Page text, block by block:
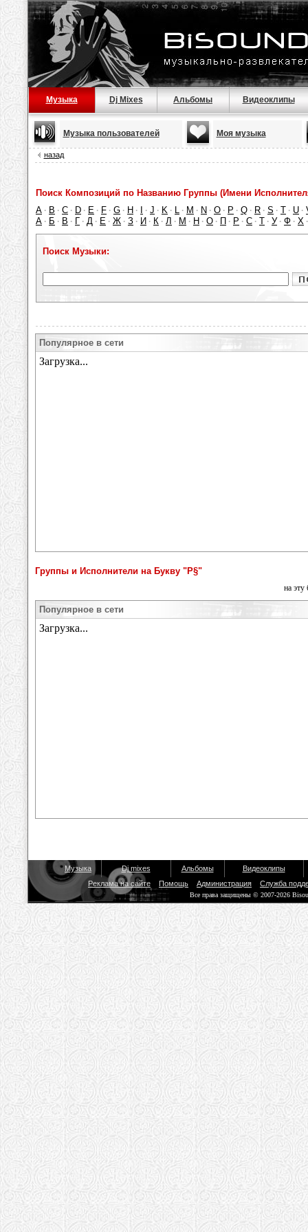
Музыка Dj Mixes Альбомы Видеоклипы
Музыка пользователей Моя музыка
назад
Поиск Композиций по Названию Группы (Имени
A · B · C · D · E · F · G · H · · J · K · L · M · N · O · P · Q · R · S · T · U ·
А · Б · В · Г · Д · Е · Ж · З · И · К · Л · М · Н · О · П · Р · С · Т · У · Ф · Х
Поиск Музыки:
Популярное в сети
Группы и Исполнители на Букву "Р§"
на эту
Популярное в сети
Музыка Dj mixes Альбомы
Видеоклипы
Реклама на сайте
Помощь Администрация Служба
Все права защищены © 2007-2026